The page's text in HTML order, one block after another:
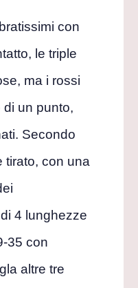
con
le triple
ma i rossi
di un punto,
Secondo
tirato, con una
4 lunghezze
35 con
altre tre